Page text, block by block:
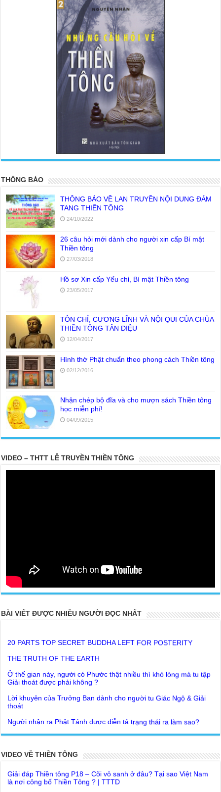
THÔNG BÁO
THÔNG BÁO VỀ LAN TRUYỀN NỘI DUNG ĐÁM
TANG THIỀN TÔNG
24/10/2022
26 câu hỏi mới dành cho người xin cấp Bí mật
Thiền tông
27/03/2018
Hồ sơ Xin cấp Yếu chỉ, Bí mật Thiền tông
23/05/2017
TÔN CHỈ, CƯƠNG LĨNH VÀ NỘI QUI CỦA CHÙA
THIỀN TÔNG TÂN DIỆU
12/04/2017
Hình thờ Phật chuẩn theo phong cách Thiền tông
02/12/2016
Nhận chép bộ đĩa và cho mượn sách Thiền tông
học miễn phí!
04/09/2015
VIDEO – THTT LỄ TRUYỀN THIỀN TÔNG
BÀI VIẾT ĐƯỢC NHIỀU NGƯỜI ĐỌC NHẤT
THE TRUTH OF THE EARTH
Ở thế gian này, người có Phước thật nhiều thì khó lòng mà tu tập
Lời khuyên của Trưởng Ban dành cho người tu Giác Ngộ & Giải
Người nhận ra Phật Tánh được diễn tả trạng thái ra làm sao?
Đức Phật dạy về cách tạo Công Đức và Phước Đức
Như Lai dạy về Lời kỉnh nguyện trước khi ăn cơm
Bất lập văn tự, Giáo ngoại biệt truyền
Lục Diệu Pháp Môn
VIDEO VỀ THIỀN TÔNG
Giải đáp Thiền tông P19 - Ma Vương là ai? Cha để đức cho con?
Khoa học bế tắc về tìm nguồn gốc sự sống con người. Thầy
Giải đáp Thiền tông P18 – Cõi vô sanh ở đâu? Tại sao Việt Nam
Chùa Thiền Tông Tân Diệu góp phần giúp đỡ Nhân dân Cuba |